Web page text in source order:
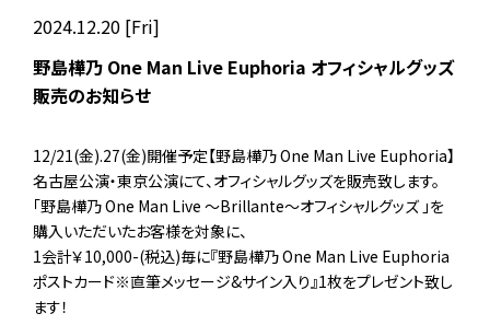
2024.12.20 [Fri]
野島樺乃 One Man Live Euphoria オフィシャルグッズ
販売のお知らせ
12/21(金).27(金)開催予定【野島樺乃 One Man Live Euphoria】
名古屋公演・東京公演にて、オフィシャルグッズを販売致します。
「野島樺乃 One Man Live ～Brillante～オフィシャルグッズ 」を
購入いただいたお客様を対象に、
1会計￥10,000-(税込)毎に『野島樺乃 One Man Live Euphoria
ポストカード※直筆メッセージ&サイン入り』1枚をプレゼント致し
ます！